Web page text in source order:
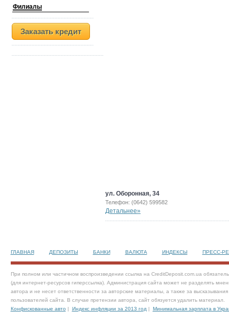
Филиалы
Заказать кредит
ул. Оборонная, 34
Телефон: (0642) 599582
Детальнее»
ГЛАВНАЯ ДЕПОЗИТЫ БАНКИ ВАЛЮТА ИНДЕКСЫ ПРЕСС-
При полном или частичном воспроизведении ссылка на CreditDeposit.com.ua
(для интернет-ресурсов гиперссылка). Администрация сайта может не разделять
автора и не несет ответственности за авторские материалы, а также за высказывания
пользователей сайта. В случае претензии автора, сайт обязуется удалить материал.
Конфискованные авто | Индекс инфляции за 2013 год | Минимальная зарплата в